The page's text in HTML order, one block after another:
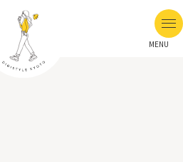
MENU